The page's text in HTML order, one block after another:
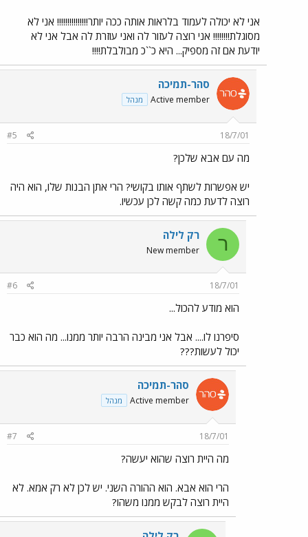
אני לא יכולה לעמוד בלראות אותה ככה יותר!!!!!!!!!!!!!!! אני לא
מסוגלת!!!!!!!! אני רוצה לעזור לה ואני עוזרת לה אבל אני לא
יודעת אם זה מספיק... היא כ``כ מבולבלת!!!!
סהר-תמיכה
Active member מנהל
18/7/01
#5
מה עם אבא שלכן?
יש אפשרות לשתף אותו בקושי? הרי אתן הבנות שלו, הוא היה
רוצה לדעת כמה קשה לכן עכשיו.
ר רק לילה
New member
18/7/01
#6
הוא מודע להכול...
סיפרנו לו.... אבל אני מבינה הרבה יותר ממנו... מה הוא כבר
יכול לעשות???
סהר-תמיכה
Active member מנהל
18/7/01
#7
מה היית רוצה שהוא יעשה?
הרי הוא אבא. הוא ההורה השני. יש לכן לא רק אמא. לא
היית רוצה לבקש ממנו משהו?